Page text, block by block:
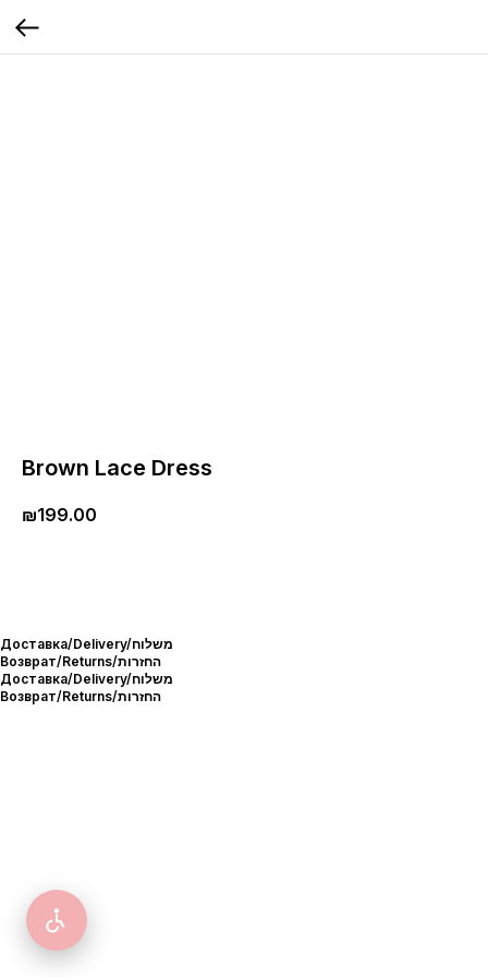
Brown Lace Dress
₪199.00
Доставка/Delivery/משלוח
Возврат/Returns/החזרות
Доставка/Delivery/משלוח
Возврат/Returns/החזרות